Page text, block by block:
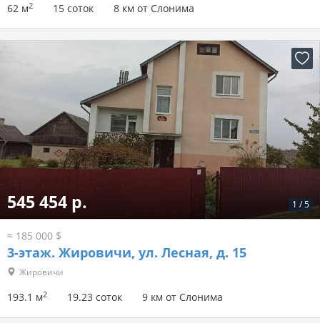
62 м2 15 соток 8 км от Слонима
1 /5
545 454 р.
≈ 185 000 $
3-этаж. Жировичи, ул. Лесная, д. 15
Жировичи
193.1 м2 19.23 соток 9 км от Слонима